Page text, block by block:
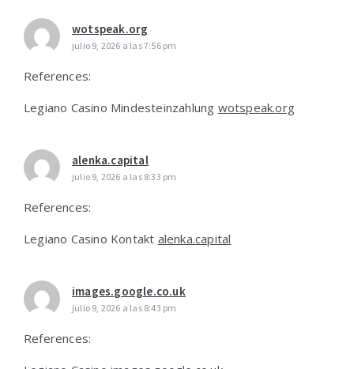
wotspeak.org
julio 9, 2026 a las 7:56 pm
References:
Legiano Casino Mindesteinzahlung wotspeak.org
alenka.capital
julio 9, 2026 a las 8:33 pm
References:
Legiano Casino Kontakt alenka.capital
images.google.co.uk
julio 9, 2026 a las 8:43 pm
References: